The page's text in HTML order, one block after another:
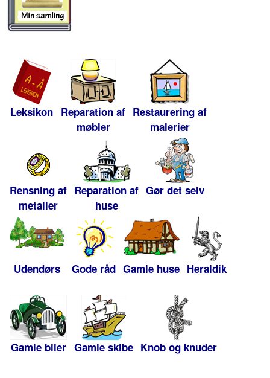
Leksikon Reparation af
møbler
Restaurering af
malerier
Rensning af
metaller
Reparation af
huse
Gør det selv
Udendørs Gode råd Gamle huse Heraldik
Gamle biler Gamle skibe Knob og knuder